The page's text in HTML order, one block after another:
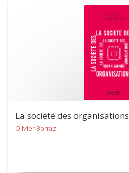
La société des organisations
Olivier Borraz